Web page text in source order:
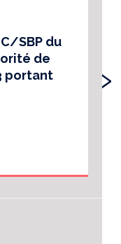
SBP du
de
portant
›